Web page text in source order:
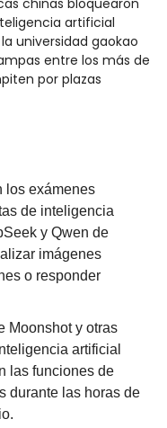
artificial
universidad gaokao
entre los más de
por plazas
los exámenes
de inteligencia
y Qwen de
imágenes
o responder
Moonshot y otras
artificial
las funciones de
durante las horas de